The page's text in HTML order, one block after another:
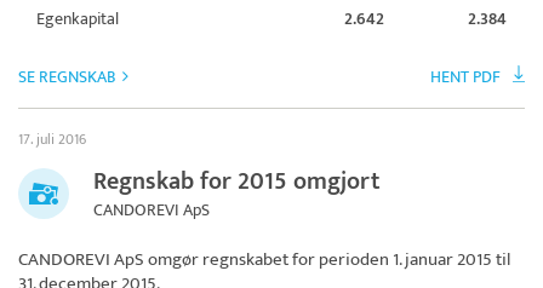
Egenkapital
2.642 2.384
SE REGNSKAB HENT PDF
17. juli 2016
Regnskab for 2015 omgjort
CANDOREVI ApS
CANDOREVI ApSomgør regnskabet for perioden 1. januar 2015 til